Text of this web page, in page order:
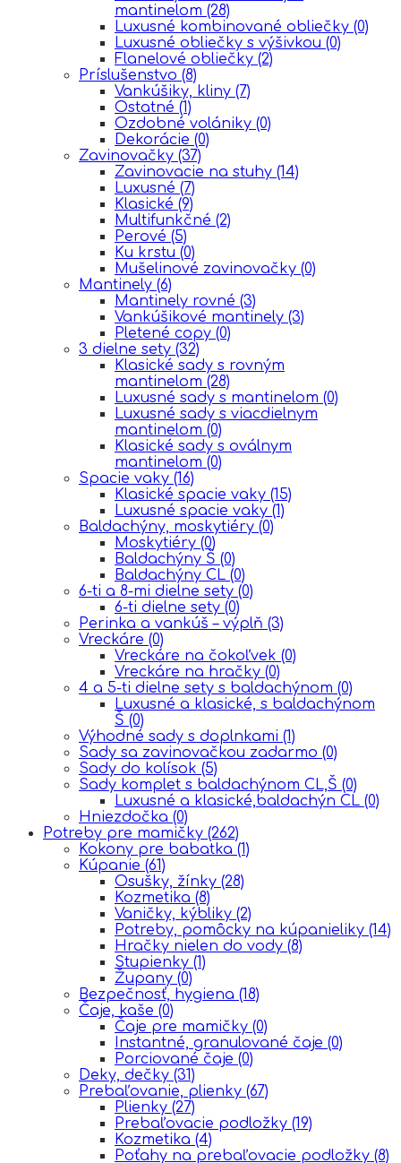
mantinelom (28)
Luxusné kombinované obliečky (0)
Luxusné obliečky s výšivkou (0)
Flanelové obliečky (2)
Príslušenstvo (8)
Vankúšiky, kliny (7)
Ostatné (1)
Ozdobné volániky (0)
Dekorácie (0)
Zavinovačky (37)
Zavinovacie na stuhy (14)
Luxusné (7)
Klasické (9)
Multifunkčné (2)
Perové (5)
Ku krstu (0)
Mušelinové zavinovačky (0)
Mantinely (6)
Mantinely rovné (3)
Vankúšikové mantinely (3)
Pletené copy (0)
3 dielne sety (32)
Klasické sady s rovným
mantinelom (28)
Luxusné sady s mantinelom (0)
Luxusné sady s viacdielnym
mantinelom (0)
Klasické sady s oválnym
mantinelom (0)
Spacie vaky (16)
Klasické spacie vaky (15)
Luxusné spacie vaky (1)
Baldachýny, moskytiéry (0)
Moskytiéry (0)
Baldachýny Š (0)
Baldachýny CL (0)
6-ti a 8-mi dielne sety (0)
6-ti dielne sety (0)
Perinka a vankúš – výplň (3)
Vreckáre (0)
Vreckáre na čokoľvek (0)
Vreckáre na hračky (0)
4 a 5-ti dielne sety s baldachýnom (0)
Luxusné a klasické, s baldachýnom
Š (0)
Výhodné sady s doplnkami (1)
Sady sa zavinovačkou zadarmo (0)
Sady do kolísok (5)
Sady komplet s baldachýnom CL,Š (0)
Luxusné a klasické,baldachýn CL (0)
Hniezdočka (0)
Potreby pre mamičky (262)
Kokony pre babatka (1)
Kúpanie (61)
Osušky, žínky (28)
Kozmetika (8)
Vaničky, kýbliky (2)
Potreby, pomôcky na kúpanieliky (14)
Hračky nielen do vody (8)
Stupienky (1)
Župany (0)
Bezpečnosť, hygiena (18)
Čaje, kaše (0)
Čaje pre mamičky (0)
Instantné, granulované čaje (0)
Porciované čaje (0)
Deky, dečky (31)
Prebaľovanie, plienky (67)
Plienky (27)
Prebaľovacie podložky (19)
Kozmetika (4)
Poťahy na prebaľovacie podložky (8)